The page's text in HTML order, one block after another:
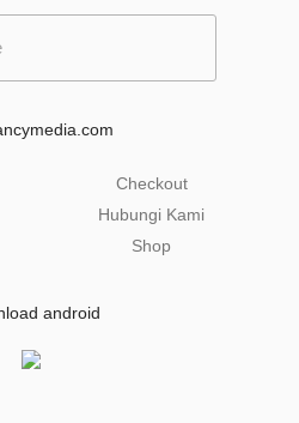
Checkout
Hubungi Kami
Shop
android